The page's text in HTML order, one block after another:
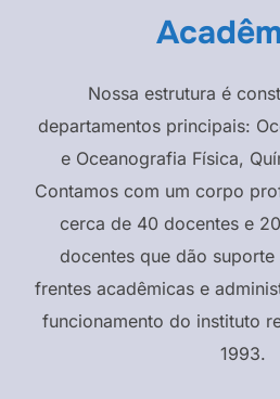
Nossa estrutura é
departamentos principais:
e Oceanografia Física,
Contamos com um corpo
cerca de 40 docentes e
docentes que dão suporte
frentes acadêmicas e
funcionamento do instituto
1993.